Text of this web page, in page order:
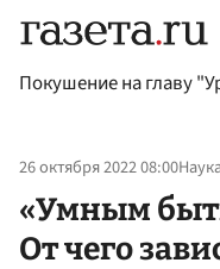
Покушение на главу
26 октября 2022 08:00
«Умным
От чего